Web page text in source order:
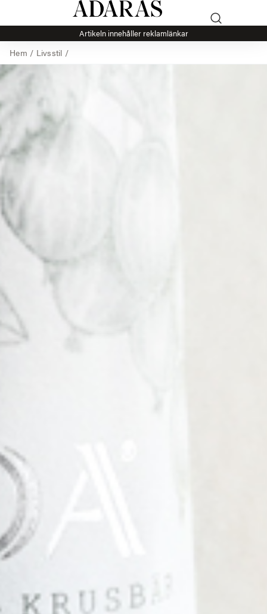
Artikeln innehåller reklamlänkar
Hem / Livsstil /